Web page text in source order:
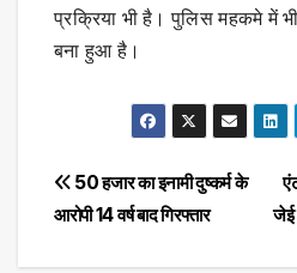
प्रक्रिया भी है। पुलिस महकमे में
बना हुआ है।
Post
navigation
जेई
50 हजार का इनामी दुष्कर्म के
आरोपी 14 वर्ष बाद गिरफ्तार